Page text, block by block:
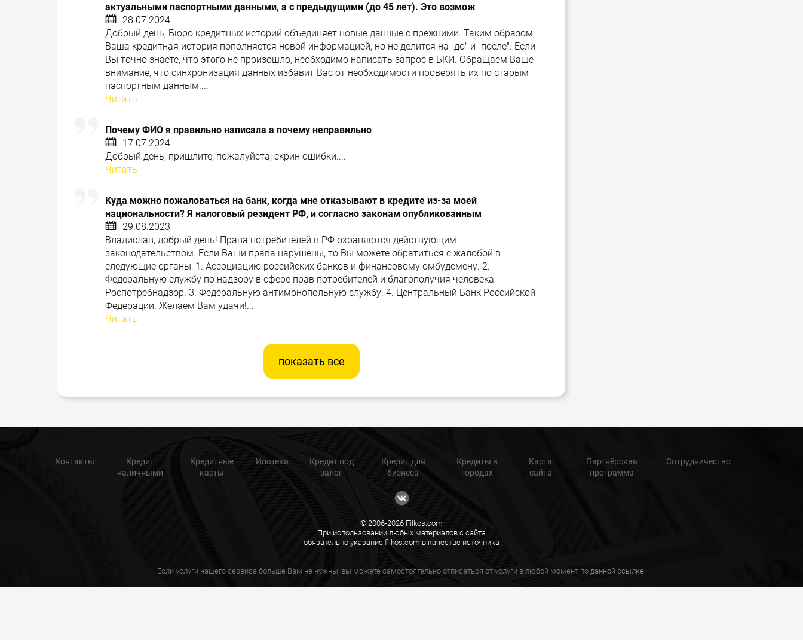
актуальными паспортными данными, а с предыдущими (до 45 лет). Это возмож
28.07.2024
Добрый день, Бюро кредитных историй объединяет новые данные с прежними. Таким образом,
Ваша кредитная история пополняется новой информацией, но не делится на "до" и "после". Если
Вы точно знаете, что этого не произошло, необходимо написать запрос в БКИ. Обращаем Ваше
внимание, что синхронизация данных избавит Вас от необходимости проверять их по старым
паспортным данным....
Читать
Почему ФИО я правильно написала а почему неправильно
17.07.2024
Добрый день, пришлите, пожалуйста, скрин ошибки....
Читать
Куда можно пожаловаться на банк, когда мне отказывают в кредите из-за моей
национальности? Я налоговый резидент РФ, и согласно законам опубликованным
29.08.2023
Владислав, добрый день! Права потребителей в РФ охраняются действующим
законодательством. Если Ваши права нарушены, то Вы можете обратиться с жалобой в
следующие органы: 1. Ассоциацию российских банков и финансовому омбудсмену. 2.
Федеральную службу по надзору в сфере прав потребителей и благополучия человека -
Роспотребнадзор. 3. Федеральную антимонопольную службу. 4. Центральный Банк Российской
Федерации. Желаем Вам удачи!...
Читать
показать все
Контакты
Кредит
наличными
Кредитные
карты
Ипотека
Кредит под
залог
Кредит для
бизнеса
Кредиты в
городах
Карта
сайта
Партнёрская
программа
Сотрудничество
© 2006-2026 Filkos.com
При использовании любых материалов с сайта
обязательно указание filkos.com в качестве источника
Если услуги нашего сервиса больше Вам не нужны, вы можете самостоятельно отписаться от услуги в любой момент по данной ссылке.